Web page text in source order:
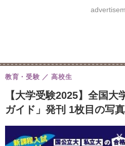
8月開催学校説明会
【大学受験2025】全国
ガイド」発刊 1枚目の写
教育・受験 高校生